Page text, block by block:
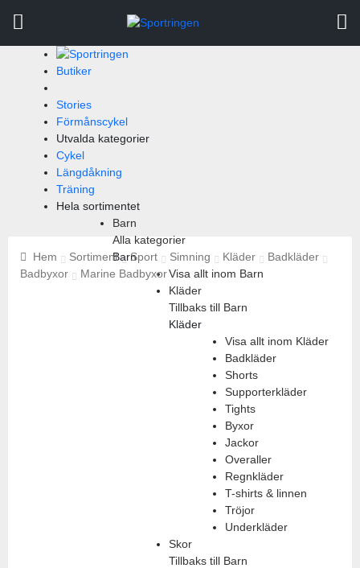
Butiker
Stories
Förmånscykel
Utvalda kategorier
Cykel
Längdåkning
Träning
Hela sortimentet
Barn
Alla kategorier
Barn
Visa allt inom Barn
Kläder
Tillbaks till Barn
Kläder
Visa allt inom Kläder
Badkläder
Shorts
Supporterkläder
Tights
Byxor
Jackor
Overaller
Regnkläder
T-shirts & linnen
Tröjor
Underkläder
Skor
Tillbaks till Barn
Hem
Sortiment Sport Simning Kläder
Badkläder
Badbyxor
Marine Badbyxor